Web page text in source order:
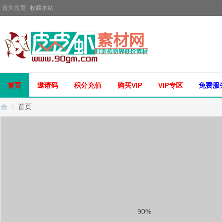
设为首页 收藏本站
首页 邀请码 积分充值 购买VIP VIP专区 免费服
首页
90%